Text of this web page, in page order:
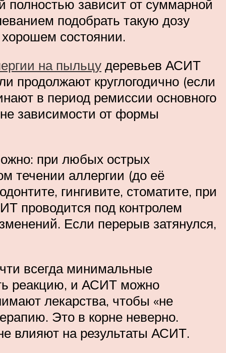
полностью зависит от суммарной
подобрать такую дозу
состоянии.
на пыльцу деревьев АСИТ
продолжают круглогодично (если
в период ремиссии основного
зависимости от формы
при любых острых
течении аллергии (до её
гингивите, стоматите, при
проводится под контролем
Если перерыв затянулся,
всегда минимальные
реакцию, и АСИТ можно
лекарства, чтобы «не
Это в корне неверно.
влияют на результаты АСИТ.